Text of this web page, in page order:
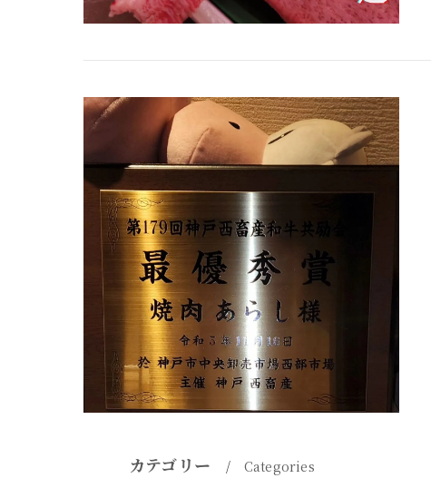
カテゴリー Categories